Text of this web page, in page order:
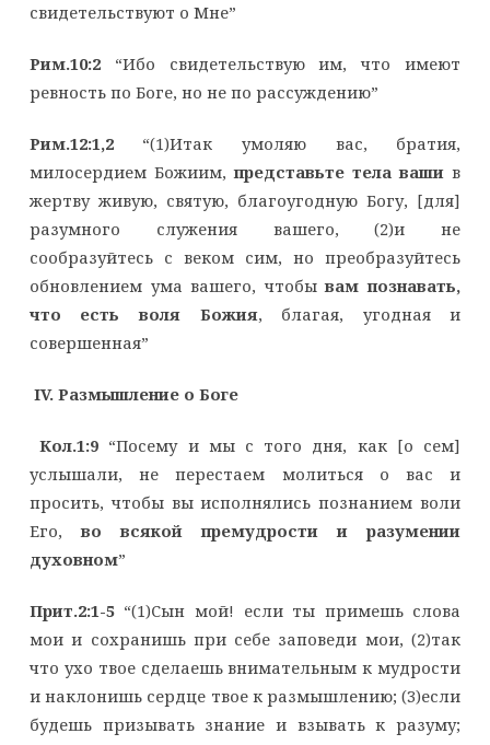
свидетельствуют о Мне”
Рим.10:2“Ибо свидетельствую им, что имеют
ревность по Боге, но не по рассуждению”
Рим.12:1,2“(1)Итак умоляю вас, братия,
милосердием Божиим,представьте тела ваши в
жертву живую, святую, благоугодную Богу, [для]
разумного служения вашего, (2)и не
сообразуйтесь с веком сим, но преобразуйтесь
обновлением ума вашего, чтобывам познавать,
что есть воля Божия, благая, угодная и
совершенная”
IV. Размышление о Боге
Кол.1:9 “Посему и мы с того дня, как [о сем]
услышали, не перестаем молиться о вас и
просить, чтобы вы исполнялись познанием воли
Его,во всякой премудрости и разумении
духовном”
Прит.2:1-5 “(1)Сын мой! если ты примешь слова
мои и сохранишь при себе заповеди мои, (2)так
что ухо твое сделаешь внимательным к мудрости
и наклонишь сердце твое к размышлению; (3)если
будешь призывать знание и взывать к разуму;